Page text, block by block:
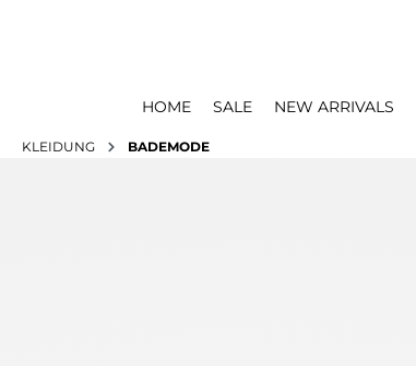
HOME SALE NEW ARRIVALS
KLEIDUNG BADEMODE